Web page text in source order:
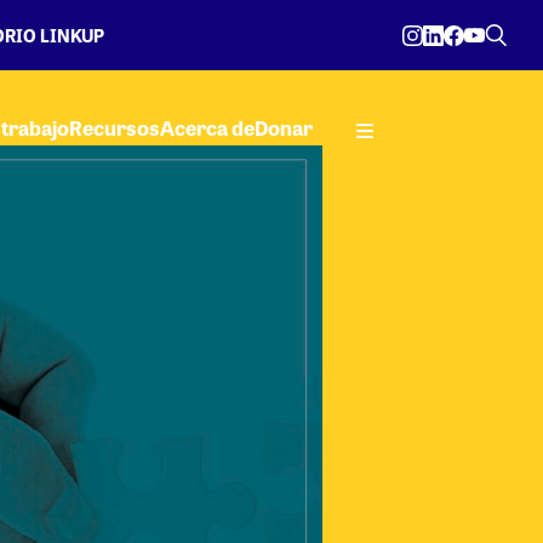
LINKUP
RecursosAcerca deDonar